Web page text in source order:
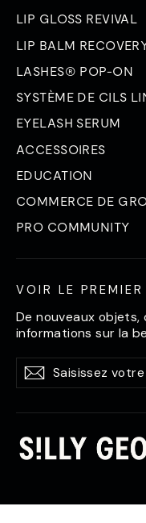
LIP GLOSS REVIVAL
LIP BALM
LASHES® POP-ON
SYSTÈME DE CILS
EYELASH SERUM
ACCESSOIRES
EDUCATION
COMMERCE DE
PRO COMMUNITY
VOIR LE PREMIER
De nouveaux
informations sur la
Saisissez
votre
adresse
S'abonnerS'abonner